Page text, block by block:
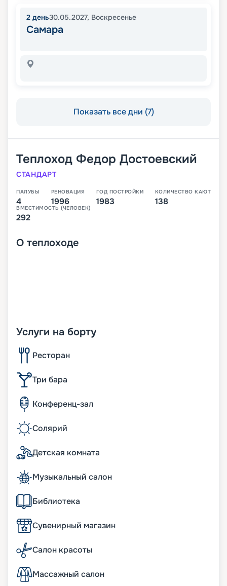
2 день30.05.2027, Воскресенье
Самара
Показать все дни (7)
Теплоход Федор Достоевский
СТАНДАРТ
ПАЛУБЫ
4
РЕНОВАЦИЯ
1996
ГОД ПОСТРОЙКИ
1983
КОЛИЧЕСТВО КАЮТ
138
ВМЕСТИМОСТЬ (ЧЕЛОВЕК)
292
О теплоходе
Услуги на борту
Ресторан
Три бара
Конференц-зал
Солярий
Детская комната
Музыкальный салон
Библиотека
Сувенирный магазин
Салон красоты
Массажный салон